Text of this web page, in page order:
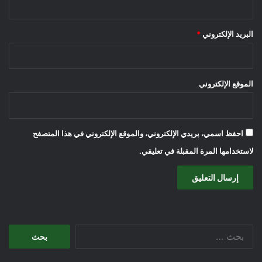
البريد الإلكتروني *
الموقع الإلكتروني
احفظ اسمي، بريدي الإلكتروني، والموقع الإلكتروني في هذا المتصفح
لاستخدامها المرة المقبلة في تعليقي.